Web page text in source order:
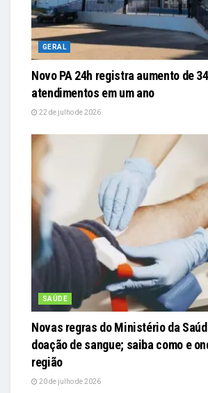
GERAL
Novo PA 24h registra aumento de
atendimentos em um ano
22 de julho de 2026
SAÚDE
Novas regras do Ministério da
doação de sangue; saiba como e
região
20 de julho de 2026